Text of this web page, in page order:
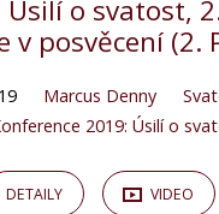
Úsilí o svatost,
v posvěcení (2.
Marcus Denny
2019: Úsilí o
DETAILY VIDEO